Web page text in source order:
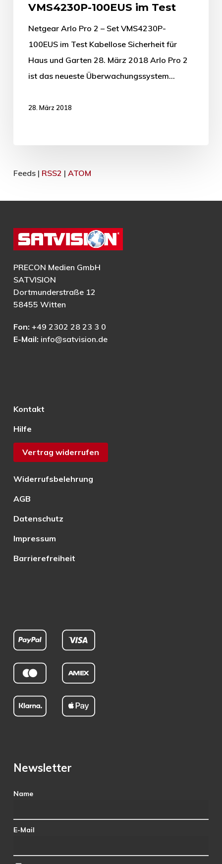
VMS4230P-100EUS im Test
Netgear Arlo Pro 2 – Set VMS4230P-
100EUS im Test Kabellose Sicherheit für
Haus und Garten 28. März 2018 Arlo Pro 2
ist das neueste Überwachungssystem…
28. März 2018
Feeds | RSS2 | ATOM
PRECON Medien GmbH
SATVISION
Dortmunderstraße 12
58455 Witten
Fon: +49 2302 28 23 3 0
E-Mail: info@satvision.de
Kontakt
Hilfe
Vertrag widerrufen
Widerrufsbelehrung
AGB
Datenschutz
Impressum
Barrierefreiheit
Newsletter
Name
E-Mail